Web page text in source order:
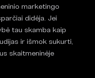
marketingo
didėja. Jei
tau skamba kaip
ir išmok sukurti,
skaitmeninėje